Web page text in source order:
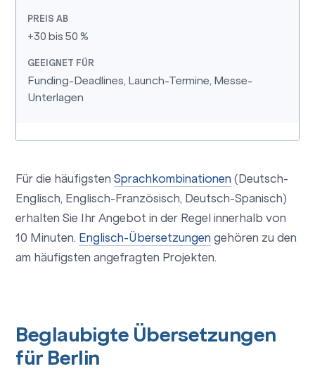
+30 bis 50 %
Funding-Deadlines, Launch-Termine, Messe-
Unterlagen
Für die häufigstenSprachkombinationen (Deutsch-
Englisch, Englisch-Französisch, Deutsch-Spanisch)
erhalten Sie Ihr Angebot in der Regel innerhalb von
10 Minuten. Englisch-Übersetzungen gehören zu den
am häufigsten angefragten Projekten.
Beglaubigte Übersetzungen
für Berlin